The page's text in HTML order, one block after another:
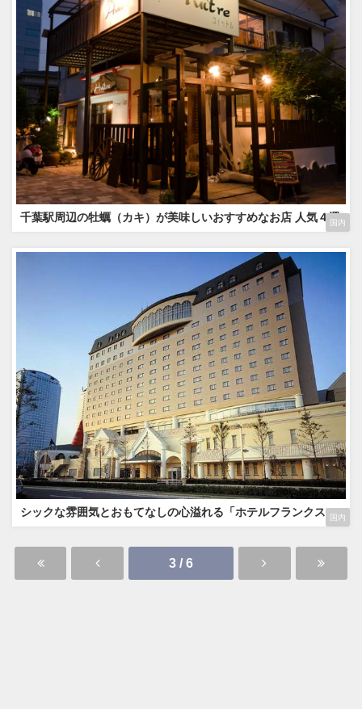
国内
千葉駅周辺の牡蠣（カキ）が美味しいおすすめなお店 人気４選
国内
シックな雰囲気とおもてなしの心溢れる「ホテルフランクス」
3 / 6